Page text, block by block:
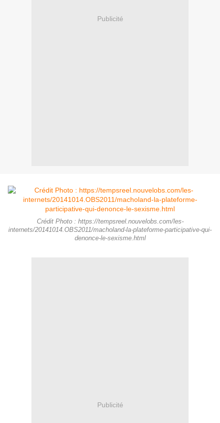
Publicité
Crédit Photo : https://tempsreel.nouvelobs.com/les-
internets/20141014.OBS2011/macholand-la-plateforme-participative-qui-
denonce-le-sexisme.html
Publicité